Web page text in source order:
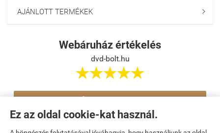
Ez az oldal cookie-kat használ.
AJÁNLOTT TERMÉKEK 
Webáruház értékelés
dvd-bolt.hu
